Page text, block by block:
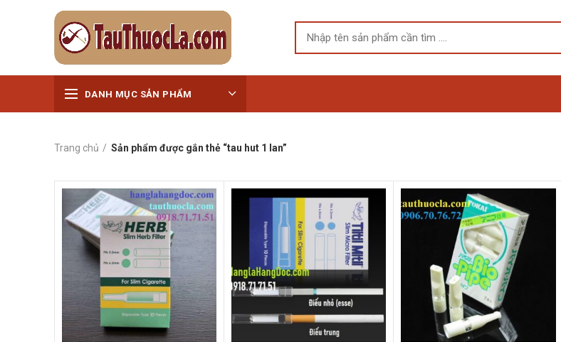
DANH MỤC SẢN PHẨM
Trang chủ Sản phẩm được gắn thẻ “tau hut 1 lan”